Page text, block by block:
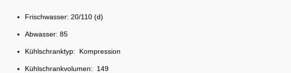
Frischwasser: 20/110 (d)
Abwasser: 85
Kühlschranktyp: Kompression
Kühlschrankvolumen: 149